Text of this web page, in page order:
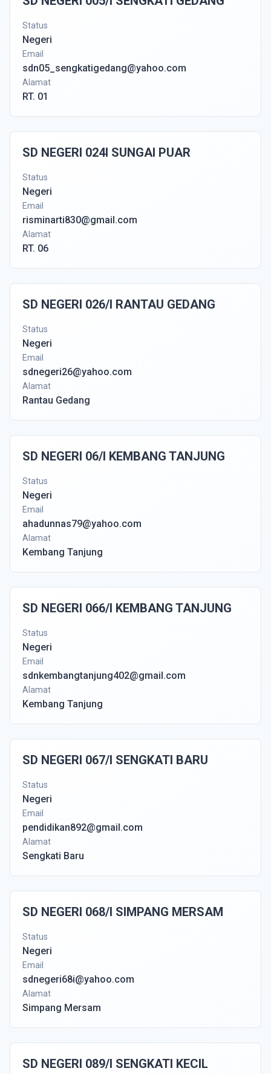
Status
Negeri
Email
sdn05_sengkatigedang@yahoo.com
Alamat
RT. 01
SD NEGERI 024I SUNGAI PUAR
Status
Negeri
Email
risminarti830@gmail.com
Alamat
RT. 06
SD NEGERI 026/I RANTAU GEDANG
Status
Negeri
Email
sdnegeri26@yahoo.com
Alamat
Rantau Gedang
SD NEGERI 06/I KEMBANG TANJUNG
Status
Negeri
Email
ahadunnas79@yahoo.com
Alamat
Kembang Tanjung
SD NEGERI 066/I KEMBANG TANJUNG
Status
Negeri
Email
sdnkembangtanjung402@gmail.com
Alamat
Kembang Tanjung
SD NEGERI 067/I SENGKATI BARU
Status
Negeri
Email
pendidikan892@gmail.com
Alamat
Sengkati Baru
SD NEGERI 068/I SIMPANG MERSAM
Status
Negeri
Email
sdnegeri68i@yahoo.com
Alamat
Simpang Mersam
SD NEGERI 089/I SENGKATI KECIL